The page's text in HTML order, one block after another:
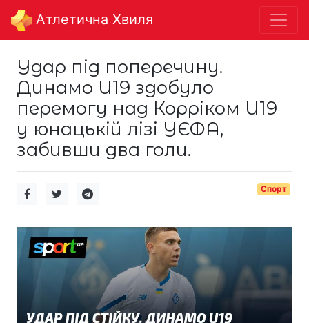
Aтлетична Хвиля
Удар під поперечину.
Динамо U19 здобуло
перемогу над Корріком U19
у юнацькій лізі УЄФА,
забивши два голи.
Спорт